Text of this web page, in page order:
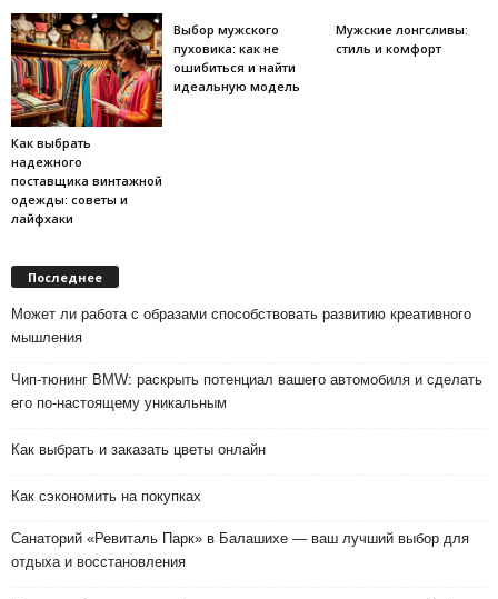
Как выбрать
надежного
поставщика винтажной
одежды: советы и
лайфхаки
Выбор мужского
пуховика: как не
ошибиться и найти
идеальную модель
Мужские лонгсливы:
стиль и комфорт
Последнее
Может ли работа с образами способствовать развитию креативного
мышления
Чип-тюнинг BMW: раскрыть потенциал вашего автомобиля и сделать
его по-настоящему уникальным
Как выбрать и заказать цветы онлайн
Как сэкономить на покупках
Санаторий «Ревиталь Парк» в Балашихе — ваш лучший выбор для
отдыха и восстановления